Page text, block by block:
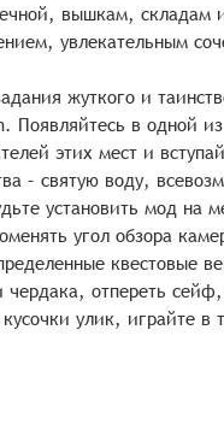
вышкам, складам
увлекательным
жуткого и
Появляйтесь в одной
этих мест и
– святую воду,
установить мод на
угол обзора
квестовые
отпереть
улик, играйте в